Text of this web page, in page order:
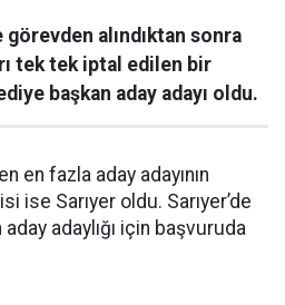
görevden alındıktan sonra
tek tek iptal edilen bir
başkan aday adayı oldu.
en fazla aday adayının
ise Sarıyer oldu. Sarıyer’de
adaylığı için başvuruda